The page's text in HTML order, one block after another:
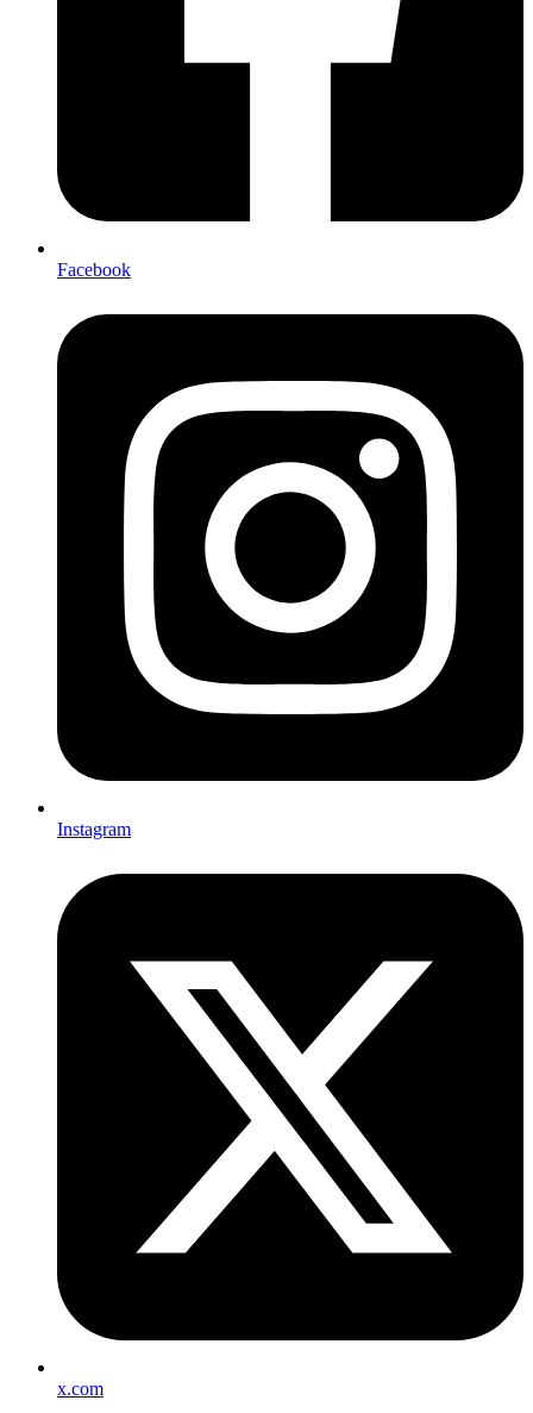
Facebook
Instagram
x.com